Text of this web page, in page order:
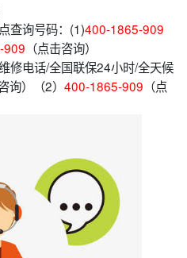
查询号码：(1)400-1865-909
909 （点击咨询）
修电话/全国联保24小时/全天候
询）（2） 400-1865-909 （点